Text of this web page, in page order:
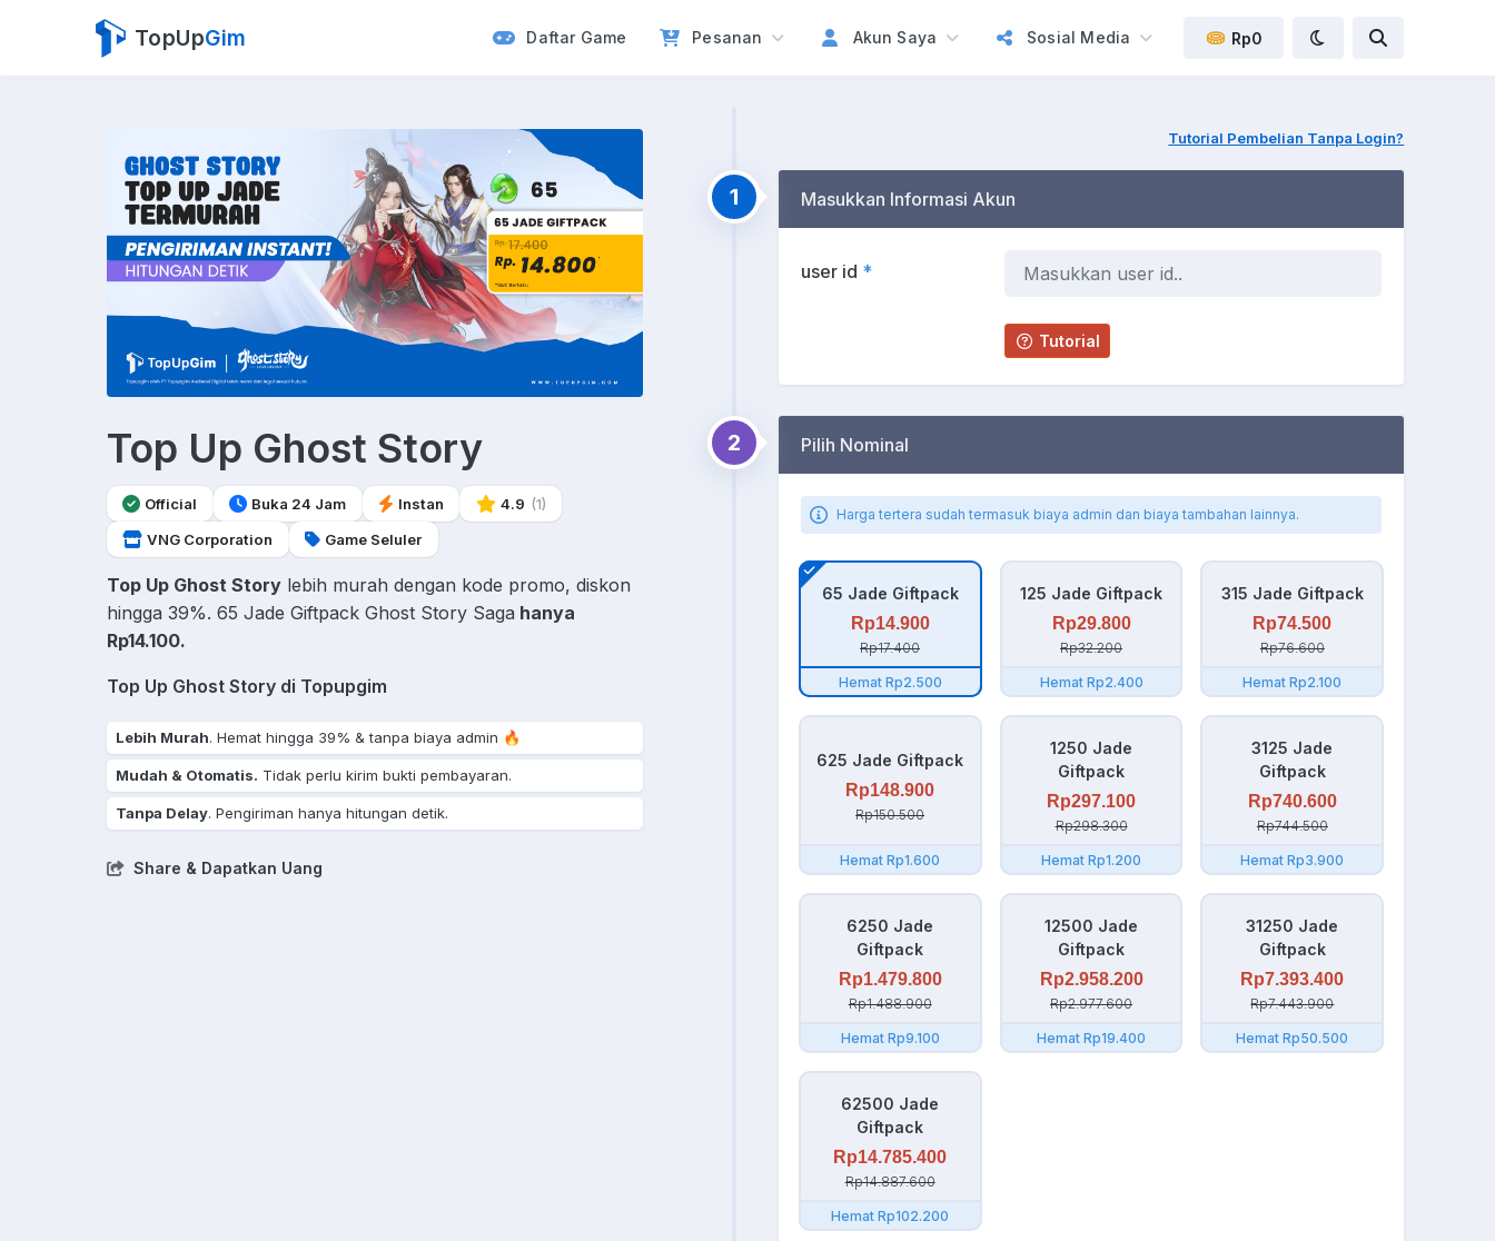
TopUpGim Daftar Game Pesanan Akun Saya Sosial Media Rp0
Top Up Ghost Story
Official Buka 24 Jam Instan 4.9 (1)
VNG Corporation
Game Seluler
Top Up Ghost Story lebih murah dengan kode promo, diskon
hingga 39%. 65 Jade Giftpack Ghost Story Saga hanya
Rp14.100.
Top Up Ghost Story di Topupgim
Lebih Murah. Hemat hingga 39% & tanpa biaya admin 🔥
Mudah & Otomatis. Tidak perlu kirim bukti pembayaran.
Tanpa Delay. Pengiriman hanya hitungan detik.
Share & Dapatkan Uang
Tutorial Pembelian Tanpa Login?
1 Masukkan Informasi Akun
user id *
Tutorial
2 Pilih Nominal
Harga tertera sudah termasuk biaya admin dan biaya tambahan lainnya.
65 Jade Giftpack
Rp14.900
Rp17.400
Hemat Rp2.500
125 Jade Giftpack
Rp29.800
Rp32.200
Hemat Rp2.400
315 Jade Giftpack
Rp74.500
Rp76.600
Hemat Rp2.100
625 Jade Giftpack
Rp148.900
Rp150.500
Hemat Rp1.600
1250 Jade
Giftpack
Rp297.100
Rp298.300
Hemat Rp1.200
3125 Jade
Giftpack
Rp740.600
Rp744.500
Hemat Rp3.900
6250 Jade
Giftpack
Rp1.479.800
Rp1.488.900
Hemat Rp9.100
12500 Jade
Giftpack
Rp2.958.200
Rp2.977.600
Hemat Rp19.400
31250 Jade
Giftpack
Rp7.393.400
Rp7.443.900
Hemat Rp50.500
62500 Jade
Giftpack
Rp14.785.400
Rp14.887.600
Hemat Rp102.200